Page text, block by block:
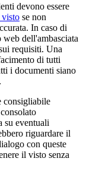
devono essere
se non
In caso di
dell'ambasciata
requisiti. Una
di tutti
i documenti siano
consigliabile
su eventuali
riguardare il
con queste
il visto senza